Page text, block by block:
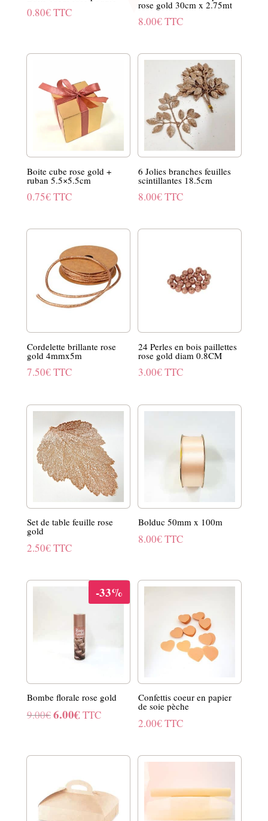
0.80€TTC
rose gold 30cm x 2.75mt
8.00€TTC
Boite cube rose gold +
ruban 5.5×5.5cm
0.75€TTC
6 Jolies branches feuilles
scintillantes 18.5cm
8.00€TTC
Cordelette brillante rose
gold 4mmx5m
7.50€TTC
24 Perles en bois paillettes
rose gold diam 0.8CM
3.00€TTC
Set de table feuille rose
gold
2.50€TTC
Bolduc 50mm x 100m
8.00€TTC
-33%
Bombe florale rose gold
9.00€Le
était :
6.00€Le
est :
TTC
Confettis coeur en papier
de soie pèche
2.00€TTC